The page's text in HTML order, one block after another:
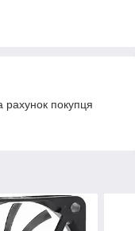
рахунок покупця